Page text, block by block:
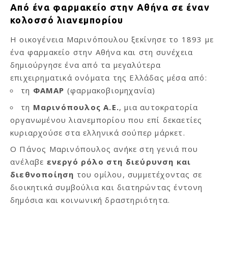
Από ένα φαρμακείο στην Αθήνα σε έναν
κολοσσό λιανεμπορίου
Η οικογένεια Μαρινόπουλου ξεκίνησε το 1893 με
ένα φαρμακείο στην Αθήνα και στη συνέχεια
δημιούργησε ένα από τα μεγαλύτερα
επιχειρηματικά ονόματα της Ελλάδας μέσα από:
τη ΦΑΜΑΡ (φαρμακοβιομηχανία)
τη Μαρινόπουλος Α.Ε., μια αυτοκρατορία
οργανωμένου λιανεμπορίου που επί δεκαετίες
κυριαρχούσε στα ελληνικά σούπερ μάρκετ.
Ο Πάνος Μαρινόπουλος ανήκε στη γενιά που
ανέλαβε ενεργό ρόλο στη διεύρυνση και
διεθνοποίηση του ομίλου, συμμετέχοντας σε
διοικητικά συμβούλια και διατηρώντας έντονη
δημόσια και κοινωνική δραστηριότητα.